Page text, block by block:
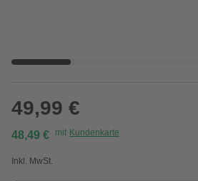
49,99 €
48,49 € mit Kundenkarte
Inkl. MwSt.